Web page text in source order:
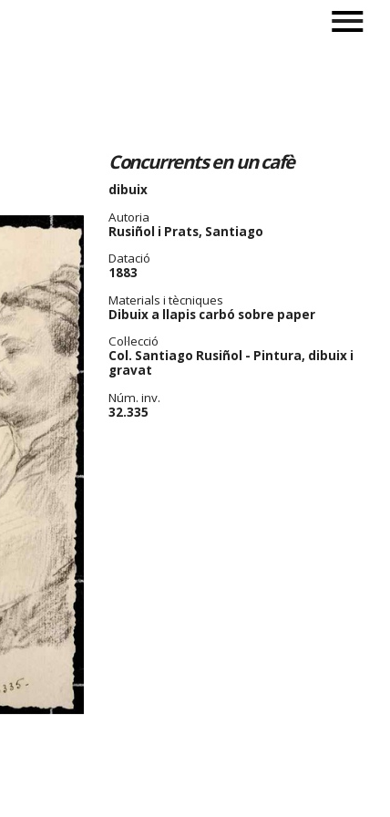
Concurrents en un cafè
dibuix
Autoria
Rusiñol i Prats, Santiago
Datació
1883
Materials i tècniques
Dibuix a llapis carbó sobre paper
Col·lecció
Col. Santiago Rusiñol - Pintura, dibuix i
gravat
Núm. inv.
32.335